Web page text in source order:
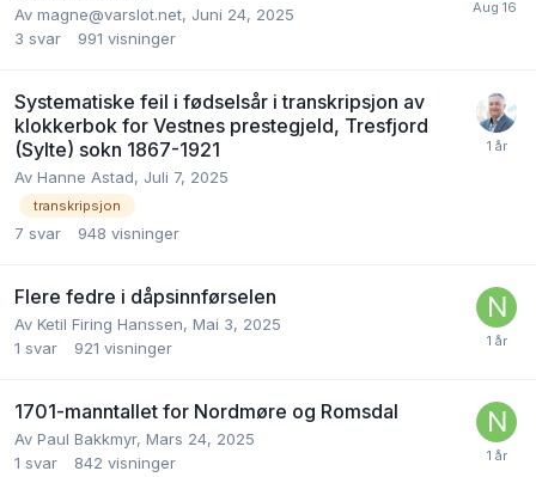
Av magne@varslot.net, Juni 24, 2025
3 svar 991 visninger
Systematiske feil i fødselsår i transkripsjon av
klokkerbok for Vestnes prestegjeld, Tresfjord
(Sylte) sokn 1867-1921
Av Hanne Astad, Juli 7, 2025
transkripsjon
7 svar 948 visninger
Flere fedre i dåpsinnførselen
Av Ketil Firing Hanssen, Mai 3, 2025
1 svar 921 visninger
1701-manntallet for Nordmøre og Romsdal
Av Paul Bakkmyr, Mars 24, 2025
1 svar 842 visninger